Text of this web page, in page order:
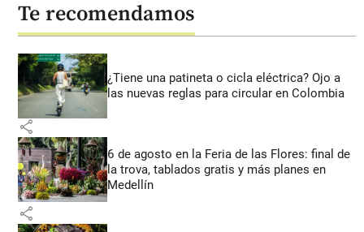
Te recomendamos
¿Tiene una patineta o cicla eléctrica? Ojo a
las nuevas reglas para circular en Colombia
share
6 de agosto en la Feria de las Flores: final de
la trova, tablados gratis y más planes en
Medellín
share